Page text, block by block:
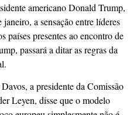
americano Donald Trump,
a sensação entre líderes
países presentes ao encontro de
passará a ditar as regras da
a presidente da Comissão
Leyen, disse que o modelo